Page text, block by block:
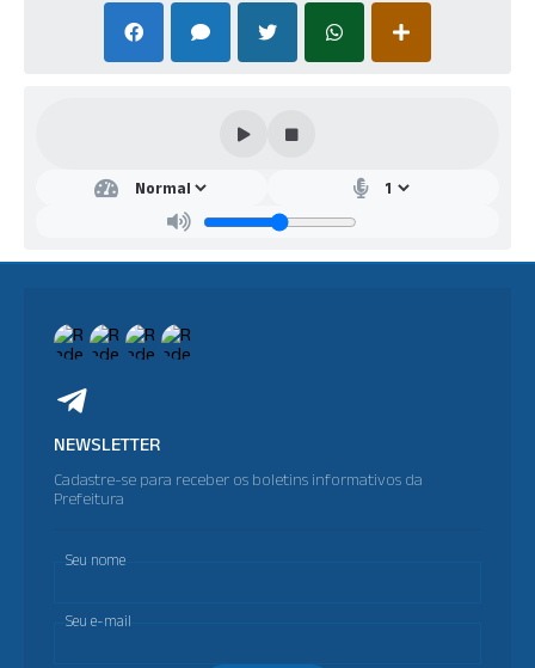
NEWSLETTER
Cadastre-se para receber os boletins informativos da
Prefeitura
Seu nome
Seu e-mail